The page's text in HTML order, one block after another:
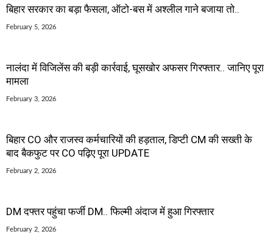
बिहार सरकार का बड़ा फैसला, ऑटो-बस में अश्लील गाने बजाया तो..
February 5, 2026
नालंदा में विजिलेंस की बड़ी कार्रवाई, घूसखोर अफसर गिरफ्तार.. जानिए पूरा
मामला
February 3, 2026
बिहार CO और राजस्व कर्मचारियों की हड़ताल, डिप्टी CM की सख्ती के
बाद बैकफुट पर CO पढ़िए पूरा UPDATE
February 2, 2026
DM दफ्तर पहुंचा फर्जी DM.. फिल्मी अंदाज में हुआ गिरफ्तार
February 2, 2026